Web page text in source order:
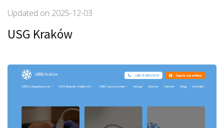
Updated on 2025-12-03
USG Kraków